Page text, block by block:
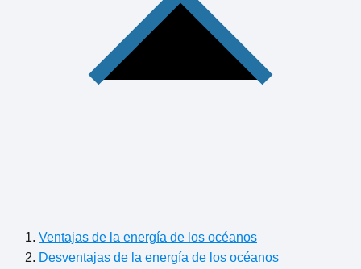
Ventajas de la energía de los océanos
Desventajas de la energía de los océanos